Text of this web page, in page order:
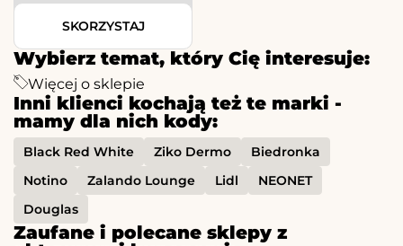
Wybierz temat, który Cię interesuje:
Więcej o sklepie
Inni klienci kochają też te marki -
mamy dla nich kody:
Black Red White Ziko Dermo
Biedronka
Notino
Zalando Lounge Lidl
NEONET
Douglas
Zaufane i polecane sklepy z
SKORZYSTAJ